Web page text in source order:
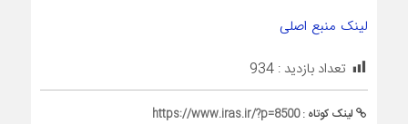
لینک منبع اصلی
تعداد بازدید : 934
لینک کوتاه :https://www.iras.ir/?p=8500